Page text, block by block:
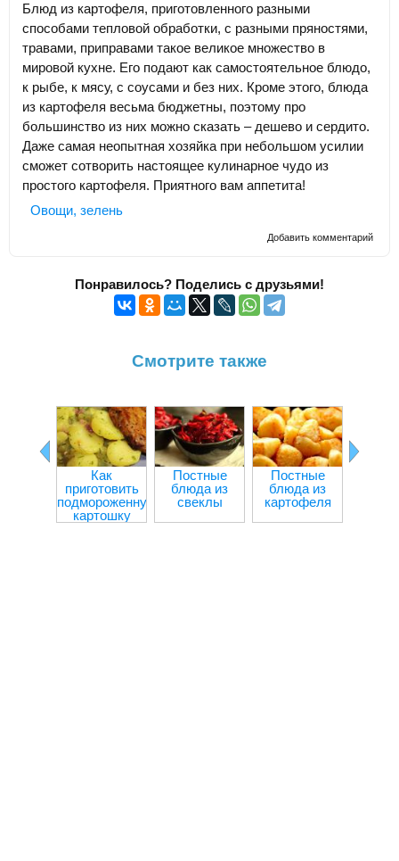
Блюд из картофеля, приготовленного разными
способами тепловой обработки, с разными пряностями,
травами, приправами такое великое множество в
мировой кухне. Его подают как самостоятельное блюдо,
к рыбе, к мясу, с соусами и без них. Кроме этого, блюда
из картофеля весьма бюджетны, поэтому про
большинство из них можно сказать – дешево и сердито.
Даже самая неопытная хозяйка при небольшом усилии
сможет сотворить настоящее кулинарное чудо из
простого картофеля. Приятного вам аппетита!
Овощи, зелень
Добавить комментарий
Понравилось? Поделись с друзьями!
Смотрите также
Как
приготовить
подмороженную
картошку
Постные
блюда из
свеклы
Постные
блюда из
картофеля